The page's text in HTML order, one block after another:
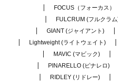
FOCUS（フォーカス）
FULCRUM (フルクラ
GIANT (ジャイアント)
Lightweight (ライトウェイト)
MAVIC (マビック)
PINARELLO (ピナレロ)
RIDLEY (リドレー)